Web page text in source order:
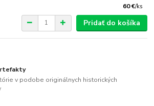
60 €/ks
Pridať do košíka
v podobe originálnych historických